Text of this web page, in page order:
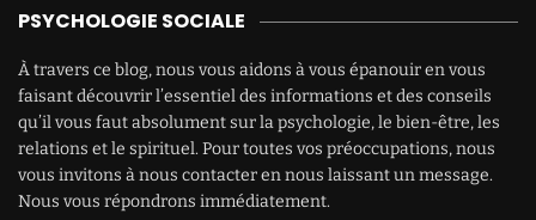
PSYCHOLOGIE SOCIALE
À travers ce blog, nous vous aidons à vous épanouir en vous
faisant découvrir l’essentiel des informations et des conseils
qu’il vous faut absolument sur la psychologie, le bien-être, les
relations et le spirituel. Pour toutes vos préoccupations, nous
vous invitons à nous contacter en nous laissant un message.
Nous vous répondrons immédiatement.